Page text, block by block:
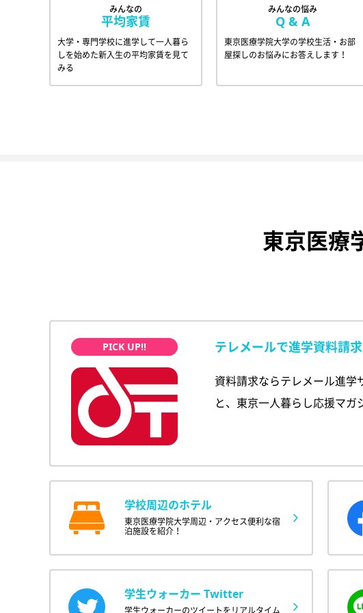
みんなの
平均家賃
大学・専門学校に進学して一人暮ら
しを始めた新入生の平均家賃を見て
みる
みんなの悩み
Q & A
東京医療学院大学の学校生活・お部
屋探しのお悩みにお答えします！
東京医療
テレメールで進学資料請求
資料請求ならテレメール進
と、東京一人暮らし応援マガ
学校周辺のホテル
東京医療学院大学周辺・アクセス便利な宿
泊施設を紹介！
学生ウォーカー Twitter